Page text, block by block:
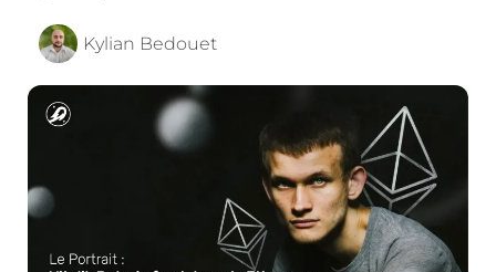
Kylian Bedouet